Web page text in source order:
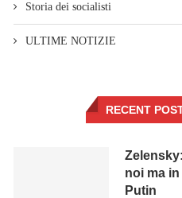
Storia dei socialisti
ULTIME NOTIZIE
RECENT
noi ma
Putin